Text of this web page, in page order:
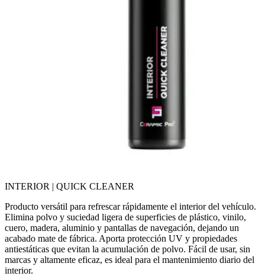
INTERIOR | QUICK CLEANER
Producto versátil para refrescar rápidamente el interior del vehículo.
Elimina polvo y suciedad ligera de superficies de plástico, vinilo,
cuero, madera, aluminio y pantallas de navegación, dejando un
acabado mate de fábrica. Aporta protección UV y propiedades
antiestáticas que evitan la acumulación de polvo. Fácil de usar, sin
marcas y altamente eficaz, es ideal para el mantenimiento diario del
interior.